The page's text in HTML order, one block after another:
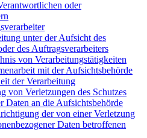
oder
unter der Aufsicht des
des Auftragsverarbeiters
von Verarbeitungstätigkeiten
mit der Aufsichtsbehörde
der Verarbeitung
von Verletzungen des Schutzes
Daten an die Aufsichtsbehörde
der von einer Verletzung
Daten betroffenen